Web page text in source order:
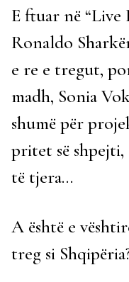
E ftuar në “Live
Ronaldo
e re e tregut,
madh, Sonia
shumë për
pritet së shpejti,
të tjera…
A është e
treg si